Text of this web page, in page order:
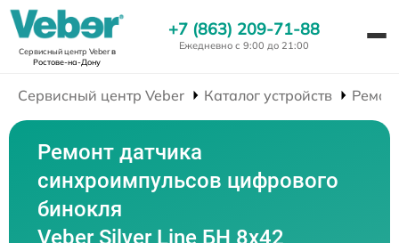
Сервисный центр Veberв
Ростове-на-Дону
+7 (863) 209-71-88
Ежедневно с 9:00 до 21:00
Сервисный центр Veber Каталог устройств
Ремонт датчика
синхроимпульсов цифрового
бинокля
Veber Silver Line БН 8x42